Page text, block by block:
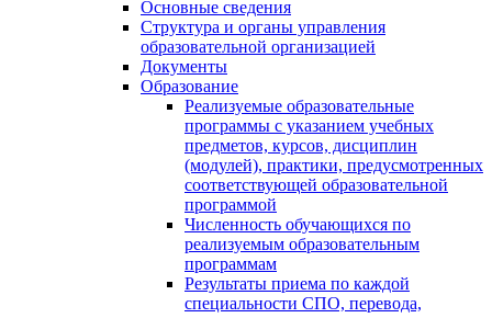
Основные сведения
Структура и органы управления
образовательной организацией
Документы
Образование
Реализуемые образовательные
программы с указанием учебных
предметов, курсов, дисциплин
(модулей), практики, предусмотренных
соответствующей образовательной
программой
Численность обучающихся по
реализуемым образовательным
программам
Результаты приема по каждой
специальности СПО, перевода,